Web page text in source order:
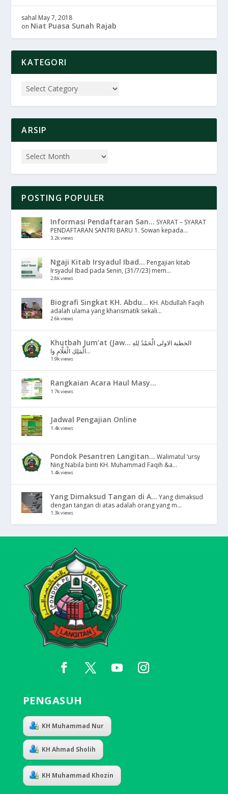
sahal May 7, 2018
on Niat Puasa Sunah Rajab
KATEGORI
ARSIP
POSTING POPULER
Informasi Pendaftaran San... SYARAT – SYARAT
PENDAFTARAN SANTRI BARU 1. Sowan kepada...
3.2k views
Ngaji Kitab Irsyadul Ibad... Pengajian kitab
Irsyadul Ibad pada Senin, (31/7/23) mem...
2.8k views
Biografi Singkat KH. Abdu... KH. Abdullah Faqih
adalah ulama yang kharismatik sekali...
2.6k views
Khutbah Jum’at (Jaw... الخطبة الاولى الْحَمْدُ لِلهِ
الْمَلِكِ الْعَلَّامِ وَا...
1.9k views
Rangkaian Acara Haul Masy...
1.7k views
Jadwal Pengajian Online
1.4k views
Pondok Pesantren Langitan... Walimatul ‘ursy
Ning Nabila binti KH. Muhammad Faqih &a...
1.4k views
Yang Dimaksud Tangan di A... Yang dimaksud
dengan tangan di atas adalah orang yang m...
1.3k views
PENGASUH
KH Muhammad Nur
KH Ahmad Sholih
KH Muhammad Khozin